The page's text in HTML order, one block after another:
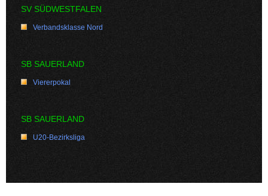
SV SÜDWESTFALEN
Verbandsklasse Nord
SB SAUERLAND
Viererpokal
SB SAUERLAND
U20-Bezirksliga